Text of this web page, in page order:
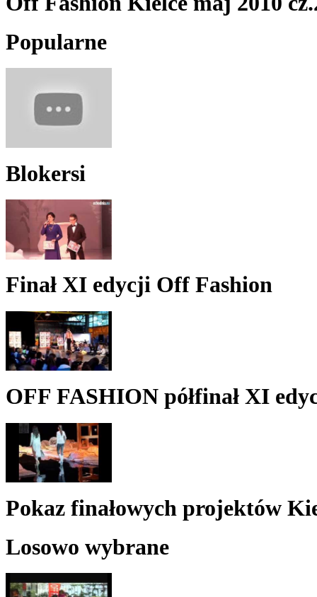
Popularne
Blokersi
Finał XI edycji Off Fashion
OFF FASHION półfinał XI
Pokaz finałowych projektów
Losowo wybrane